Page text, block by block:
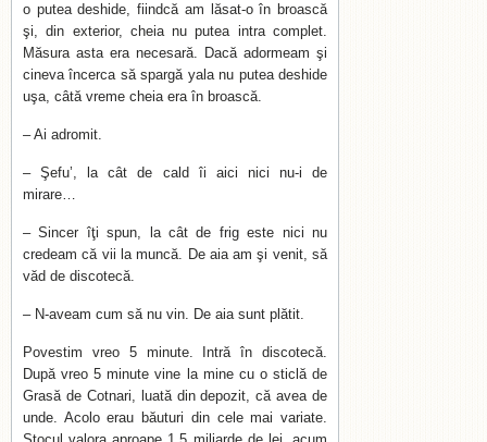
o putea deshide, fiindcă am lăsat-o în broască
şi, din exterior, cheia nu putea intra complet.
Măsura asta era necesară. Dacă adormeam şi
cineva încerca să spargă yala nu putea deshide
uşa, câtă vreme cheia era în broască.
– Ai adromit.
– Şefu’, la cât de cald îi aici nici nu-i de
mirare…
– Sincer îţi spun, la cât de frig este nici nu
credeam că vii la muncă. De aia am şi venit, să
văd de discotecă.
– N-aveam cum să nu vin. De aia sunt plătit.
Povestim vreo 5 minute. Intră în discotecă.
După vreo 5 minute vine la mine cu o sticlă de
Grasă de Cotnari, luată din depozit, că avea de
unde. Acolo erau băuturi din cele mai variate.